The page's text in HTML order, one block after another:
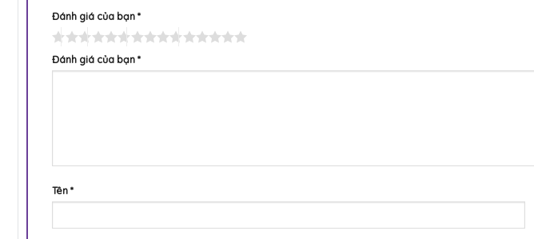
Đánh giá của bạn*
Đánh giá của bạn*
Tên*